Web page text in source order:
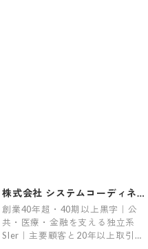
株式会社 システムコーディネイ
ト
創業40年超・40期以上黒字｜公
共・医療・金融を支える独立系
SIer｜主要顧客と20年以上取引｜